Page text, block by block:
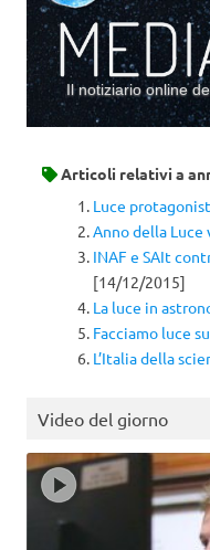
Il notiziario online
Articoli relativi a
Luce
Anno della Luce
INAF e SAIt
[14/12/2015]
La luce in
Facciamo luce
L’Italia della
Video del giorno